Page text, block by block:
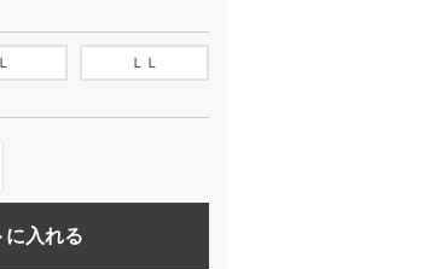
Ｌ ＬＬ
に入れる